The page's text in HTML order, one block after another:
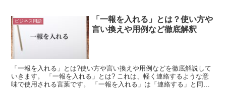
ビジネス用語
「一報を入れる」とは？使い方や
言い換えや用例など徹底解釈
「一報を入れる」とは?使い方や言い換えや用例などを徹底解説して
いきます。 「一報を入れる」とは? これは、軽く連絡するような意
味で使用される言葉です。 「一報を入れる」は「連絡する」と同じ